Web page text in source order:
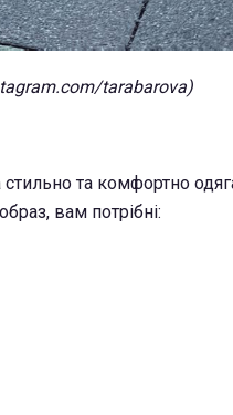
tarabarova)
та комфортно
вам потрібні: